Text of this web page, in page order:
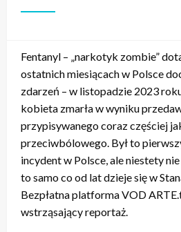
Fentanyl – „narkotyk zombie”
ostatnich miesiącach w Polsce
zdarzeń – w listopadzie 2023
kobieta zmarła w wyniku
przypisywanego coraz częściej
przeciwbólowego. Był to
incydent w Polsce, ale niestety
to samo co od lat dzieje się w
Bezpłatna platforma VOD
wstrząsający reportaż.